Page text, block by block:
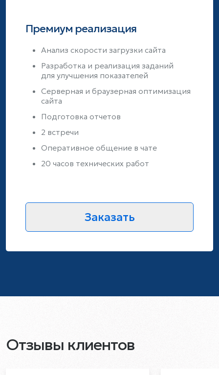
Премиум реализация
Анализ скорости загрузки сайта
Разработка и реализация заданий
для улучшения показателей
Серверная и браузерная оптимизация
сайта
Подготовка отчетов
2 встречи
Оперативное общение в чате
20 часов технических работ
Заказать
Отзывы клиентов